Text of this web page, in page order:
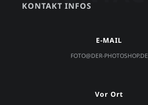
KONTAKT INFOS
E-MAIL
FOTO@DER-PHOTOSHOP.DE
Vor Ort